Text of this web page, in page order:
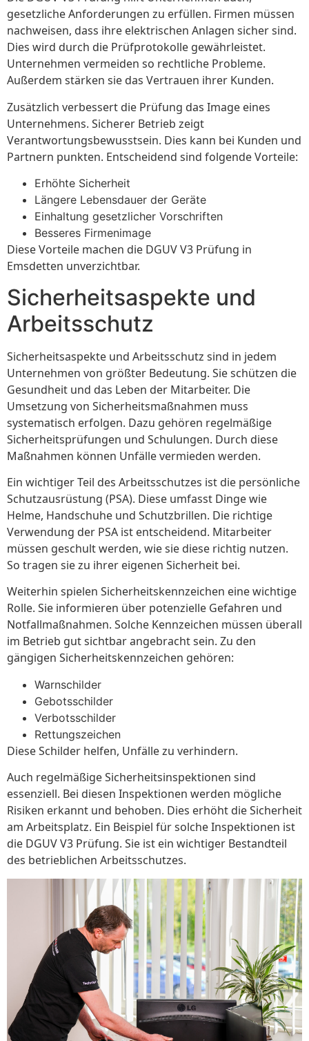
gesetzliche Anforderungen zu erfüllen. Firmen müssen
nachweisen, dass ihre elektrischen Anlagen sicher sind.
Dies wird durch die Prüfprotokolle gewährleistet.
Unternehmen vermeiden so rechtliche Probleme.
Außerdem stärken sie das Vertrauen ihrer Kunden.
Zusätzlich verbessert die Prüfung das Image eines
Unternehmens. Sicherer Betrieb zeigt
Verantwortungsbewusstsein. Dies kann bei Kunden und
Partnern punkten. Entscheidend sind folgende Vorteile:
Erhöhte Sicherheit
Längere Lebensdauer der Geräte
Einhaltung gesetzlicher Vorschriften
Besseres Firmenimage
Diese Vorteile machen die DGUV V3 Prüfung in
Emsdetten unverzichtbar.
Sicherheitsaspekte und
Arbeitsschutz
Sicherheitsaspekte und Arbeitsschutz sind in jedem
Unternehmen von größter Bedeutung. Sie schützen die
Gesundheit und das Leben der Mitarbeiter. Die
Umsetzung von Sicherheitsmaßnahmen muss
systematisch erfolgen. Dazu gehören regelmäßige
Sicherheitsprüfungen und Schulungen. Durch diese
Maßnahmen können Unfälle vermieden werden.
Ein wichtiger Teil des Arbeitsschutzes ist die persönliche
Schutzausrüstung (PSA). Diese umfasst Dinge wie
Helme, Handschuhe und Schutzbrillen. Die richtige
Verwendung der PSA ist entscheidend. Mitarbeiter
müssen geschult werden, wie sie diese richtig nutzen.
So tragen sie zu ihrer eigenen Sicherheit bei.
Weiterhin spielen Sicherheitskennzeichen eine wichtige
Rolle. Sie informieren über potenzielle Gefahren und
Notfallmaßnahmen. Solche Kennzeichen müssen überall
im Betrieb gut sichtbar angebracht sein. Zu den
gängigen Sicherheitskennzeichen gehören:
Warnschilder
Gebotsschilder
Verbotsschilder
Rettungszeichen
Diese Schilder helfen, Unfälle zu verhindern.
Auch regelmäßige Sicherheitsinspektionen sind
essenziell. Bei diesen Inspektionen werden mögliche
Risiken erkannt und behoben. Dies erhöht die Sicherheit
am Arbeitsplatz. Ein Beispiel für solche Inspektionen ist
die DGUV V3 Prüfung. Sie ist ein wichtiger Bestandteil
des betrieblichen Arbeitsschutzes.